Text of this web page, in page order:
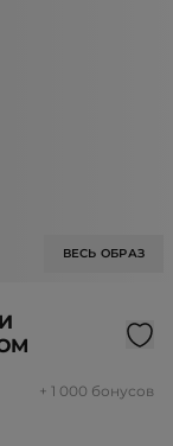
ВЕСЬ ОБРАЗ
+ 1 000 бонусов